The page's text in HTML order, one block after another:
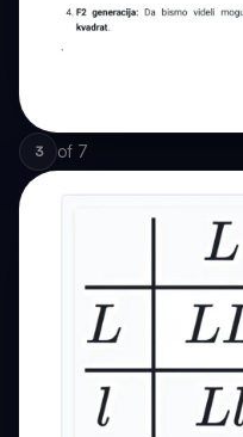
3 of 7